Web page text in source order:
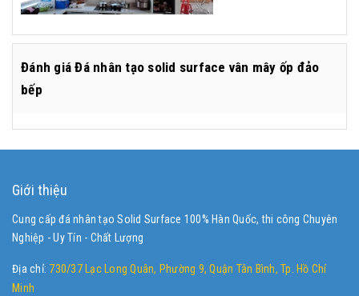
Đánh giáĐá nhân tạo solid surface vân mây ốp đảo
bếp
Giới thiệu
Cung cấp đá nhân tạo Solid Surface 100% Hàn Quốc, thi công Chuyên
Nghiệp - Uy Tín - Chất Lượng
Địa chỉ: 730/37 Lạc Long Quân, Phường 9, Quận Tân Bình, Tp. Hồ Chí
Minh